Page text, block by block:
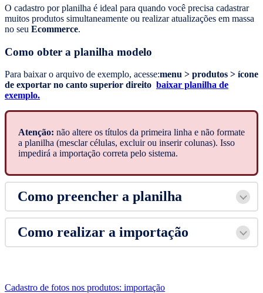
O cadastro por planilha é ideal para quando você precisa cadastrar
muitos produtos simultaneamente ou realizar atualizações em massa
no seu Ecommerce.
Como obter a planilha modelo
Para baixar o arquivo de exemplo, acesse:menu > produtos > ícone
de exportar no canto superior direito baixar planilha de
exemplo.
Atenção: não altere os títulos da primeira linha e não formate
a planilha (mesclar células, excluir ou inserir colunas). Isso
impedirá a importação correta pelo sistema.
Como preencher a planilha
Como realizar a importação
Cadastro de fotos nos produtos: importação